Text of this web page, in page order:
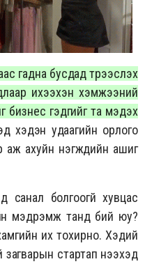
гадна бусдад түрээслэх
ихээхэн хэмжээний
гэдгийг та мэдэх
хэдэн удаагийн орлого
ахуйн нэгжүүдийн ашиг
санал болгоогүй хувцас
мэдрэмж танд бий юу?
их тохирно. Хэдий
загварын стартап нээхэд